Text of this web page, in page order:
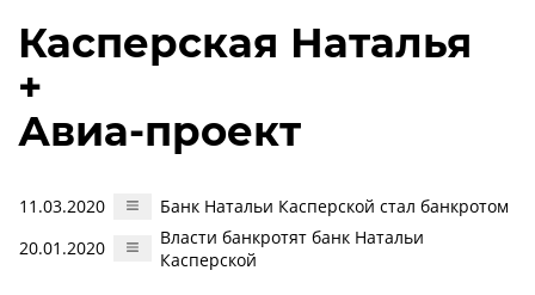
Касперская Наталья
+
Авиа-проект
11.03.2020
Банк Натальи Касперской стал банкротом
20.01.2020
Власти банкротят банк Натальи
Касперской